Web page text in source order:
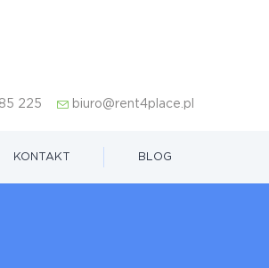
225 biuro@rent4place.pl
KONTAKT BLOG